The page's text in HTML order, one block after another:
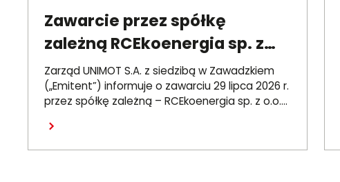
Zawarcie przez spółkę
zależną RCEkoenergia sp. z
o.o. umowy wieloletniej na
sprzedaż ciepła do miasta
Czechowice-Dziedzice
Zarząd UNIMOT S.A. z siedzibą w Zawadzkiem
(„Emitent”) informuje o zawarciu 29 lipca 2026 r.
przez spółkę zależną – RCEkoenergia sp. z o.o.
Przedsiębiorstwem Inżynierii Miejskiej sp. z o.o. z
siedzibą w Czechowicach-Dziedzicach („PIM”),